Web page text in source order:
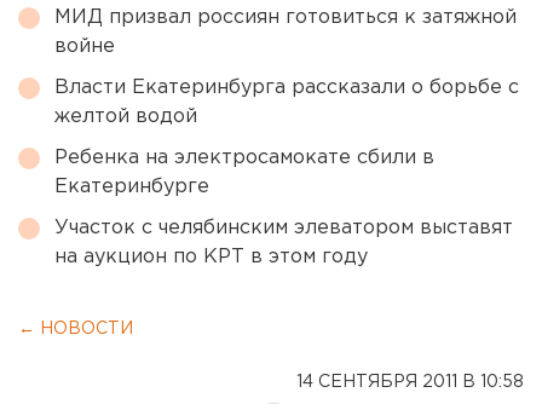
МИД призвал россиян готовиться к затяжной
войне
Власти Екатеринбурга рассказали о борьбе с
желтой водой
Ребенка на электросамокате сбили в
Екатеринбурге
Участок с челябинским элеватором выставят
на аукцион по КРТ в этом году
← НОВОСТИ
14 СЕНТЯБРЯ 2011 В 10:58